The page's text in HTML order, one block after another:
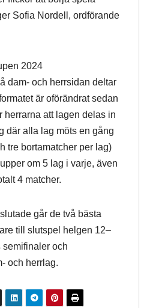
Sofia Nordell, ordförande
2024
dam- och herrsidan deltar
är oförändrat sedan
herrarna att lagen delas in
där alla lag möts en gång
tre bortamatcher per lag)
om 5 lag i varje, även
4 matcher.
går de två bästa
till slutspel helgen 12–
semifinaler och
och herrlag.